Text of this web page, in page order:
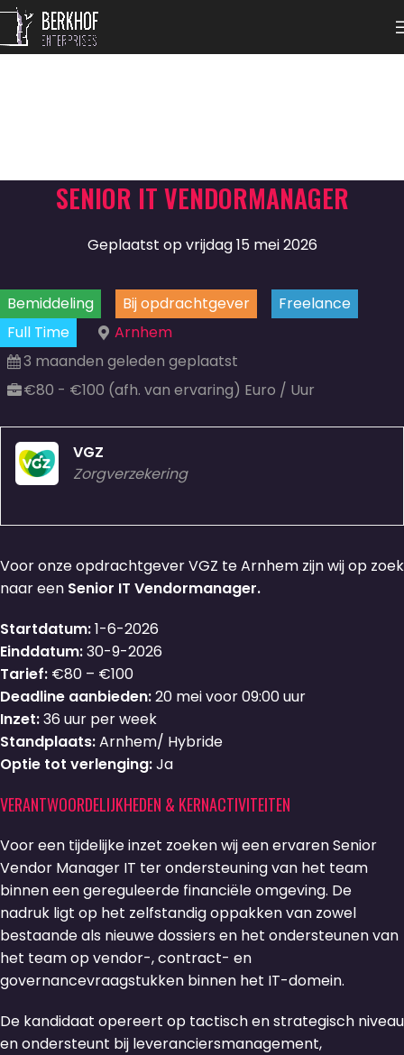
SENIOR IT VENDORMANAGER
Geplaatst op vrijdag 15 mei 2026
Bemiddeling Bij opdrachtgever
Freelance
Full Time
Arnhem
3 maanden geleden geplaatst
€80 - €100 (afh. van ervaring) Euro / Uur
VGZ
Zorgverzekering
Voor onze opdrachtgever VGZ te Arnhem zijn wij op zoek
naar een Senior IT Vendormanager.
Startdatum:1-6-2026
Einddatum:30-9-2026
Tarief: €80 – €100
Deadline aanbieden:20 mei voor 09:00 uur
Inzet:36 uur per week
Standplaats:Arnhem/ Hybride
Optie tot verlenging:Ja
VERANTWOORDELIJKHEDEN & KERNACTIVITEITEN
Voor een tijdelijke inzet zoeken wij een ervaren Senior
Vendor Manager IT ter ondersteuning van het team
binnen een gereguleerde financiële omgeving. De
nadruk ligt op het zelfstandig oppakken van zowel
bestaande als nieuwe dossiers en het ondersteunen van
het team op vendor-, contract- en
governancevraagstukken binnen het IT-domein.
De kandidaat opereert op tactisch en strategisch niveau
en ondersteunt bij leveranciersmanagement,